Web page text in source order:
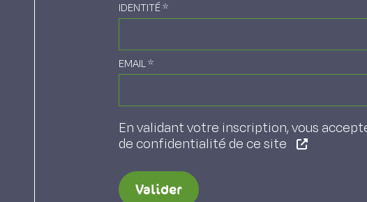
IDENTITÉ*
EMAIL*
En validant votre inscription, vous
de confidentialité de ce site
Valider